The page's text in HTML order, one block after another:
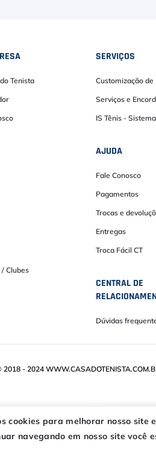
cookies para melhorar nosso site
navegando em nosso site você
Tenista
/ Clubes
SERVIÇOS
Customização de
Serviços e
IS Tênis -
AJUDA
Fale Conosco
Pagamentos
Trocas e
Entregas
Troca Fácil CT
CENTRAL DE
Dúvidas
2018 - 2024